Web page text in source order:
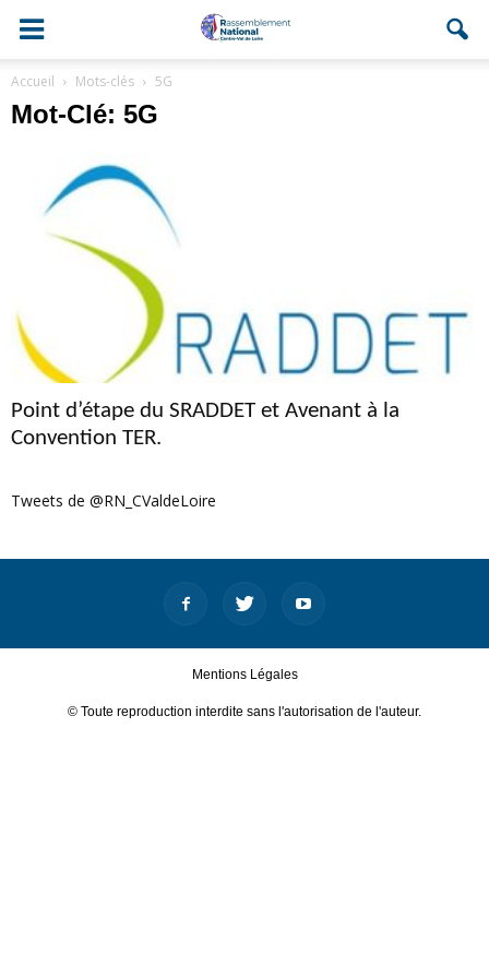
Accueil Mots-clés 5G
Mot-Clé: 5G
Point d’étape du SRADDET et Avenant à la
Convention TER.
Tweets de @RN_CValdeLoire
Mentions Légales
© Toute reproduction interdite sans l'autorisation de l'auteur.